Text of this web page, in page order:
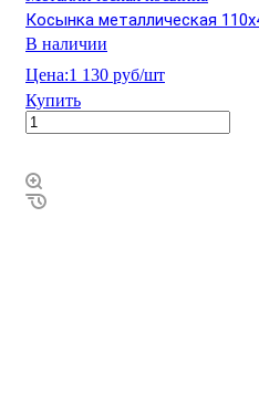
Косынка металлическая
В наличии
Цена:1 130 руб/шт
Купить